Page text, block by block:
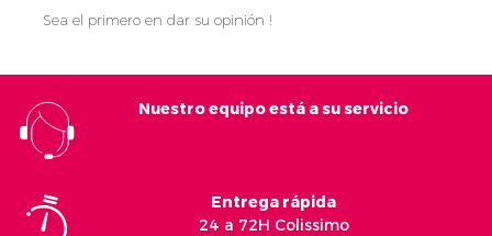
Sea el primero en dar su opinión !
Nuestro equipo está a su servicio
Entrega rápida
24 a 72H Colissimo